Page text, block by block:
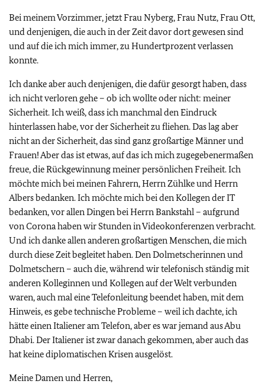
Bei meinem Vorzimmer, jetzt Frau Nyberg, Frau Nutz, Frau Ott,
und denjenigen, die auch in der Zeit davor dort gewesen sind
und auf die ich mich immer, zu Hundertprozent verlassen
konnte.
Ich danke aber auch denjenigen, die dafür gesorgt haben, dass
ich nicht verloren gehe – ob ich wollte oder nicht: meiner
Sicherheit. Ich weiß, dass ich manchmal den Eindruck
hinterlassen habe, vor der Sicherheit zu fliehen. Das lag aber
nicht an der Sicherheit, das sind ganz großartige Männer und
Frauen! Aber das ist etwas, auf das ich mich zugegebenermaßen
freue, die Rückgewinnung meiner persönlichen Freiheit. Ich
möchte mich bei meinen Fahrern, Herrn Zühlke und Herrn
Albers bedanken. Ich möchte mich bei den Kollegen der IT
bedanken, vor allen Dingen bei Herrn Bankstahl – aufgrund
von Corona haben wir Stunden in Videokonferenzen verbracht.
Und ich danke allen anderen großartigen Menschen, die mich
durch diese Zeit begleitet haben. Den Dolmetscherinnen und
Dolmetschern – auch die, während wir telefonisch ständig mit
anderen Kolleginnen und Kollegen auf der Welt verbunden
waren, auch mal eine Telefonleitung beendet haben, mit dem
Hinweis, es gebe technische Probleme – weil ich dachte, ich
hätte einen Italiener am Telefon, aber es war jemand aus Abu
Dhabi. Der Italiener ist zwar danach gekommen, aber auch das
hat keine diplomatischen Krisen ausgelöst.
Meine Damen und Herren,